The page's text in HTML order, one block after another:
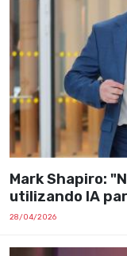
Mark Shapiro:
utilizando IA
28/04/2026